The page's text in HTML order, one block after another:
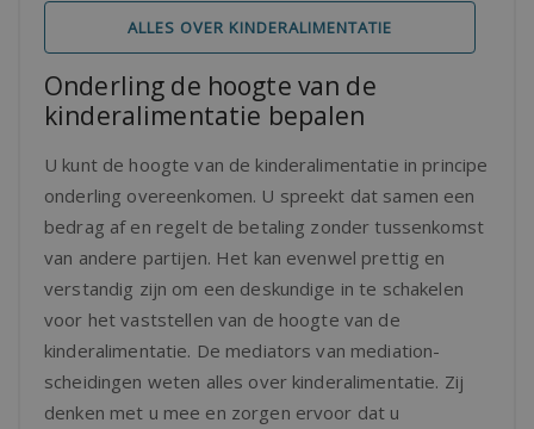
ALLES OVER KINDERALIMENTATIE
Onderling de hoogte van de
kinderalimentatie bepalen
U kunt de hoogte van de kinderalimentatie in principe
onderling overeenkomen. U spreekt dat samen een
bedrag af en regelt de betaling zonder tussenkomst
van andere partijen. Het kan evenwel prettig en
verstandig zijn om een deskundige in te schakelen
voor het vaststellen van de hoogte van de
kinderalimentatie. De mediators van mediation-
scheidingen weten alles over kinderalimentatie. Zij
denken met u mee en zorgen ervoor dat u